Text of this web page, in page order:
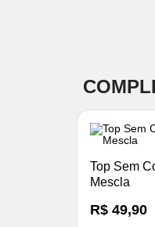
Top Sem
Mescla
R$ 49,90